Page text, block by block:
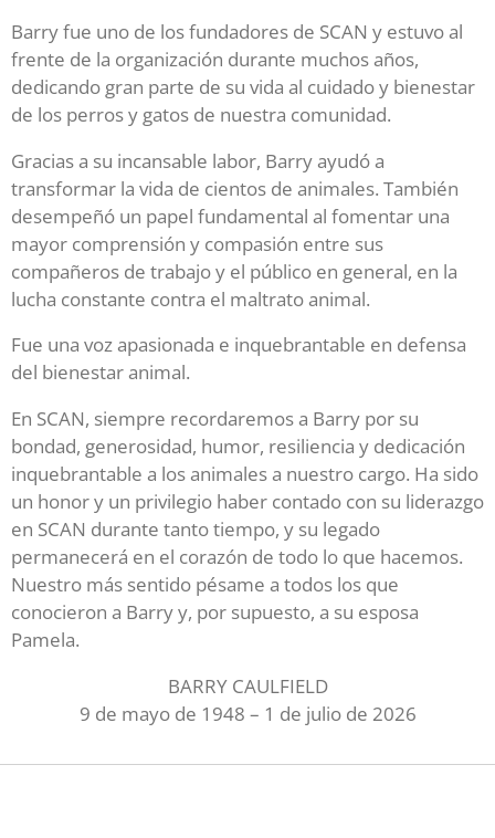
Barry fue uno de los fundadores de SCAN y estuvo al
frente de la organización durante muchos años,
dedicando gran parte de su vida al cuidado y bienestar
de los perros y gatos de nuestra comunidad.
Gracias a su incansable labor, Barry ayudó a
transformar la vida de cientos de animales. También
desempeñó un papel fundamental al fomentar una
mayor comprensión y compasión entre sus
compañeros de trabajo y el público en general, en la
lucha constante contra el maltrato animal.
Fue una voz apasionada e inquebrantable en defensa
del bienestar animal.
En SCAN, siempre recordaremos a Barry por su
bondad, generosidad, humor, resiliencia y dedicación
inquebrantable a los animales a nuestro cargo. Ha sido
un honor y un privilegio haber contado con su liderazgo
en SCAN durante tanto tiempo, y su legado
permanecerá en el corazón de todo lo que hacemos.
Nuestro más sentido pésame a todos los que
conocieron a Barry y, por supuesto, a su esposa
Pamela.
BARRY CAULFIELD
9 de mayo de 1948 – 1 de julio de 2026